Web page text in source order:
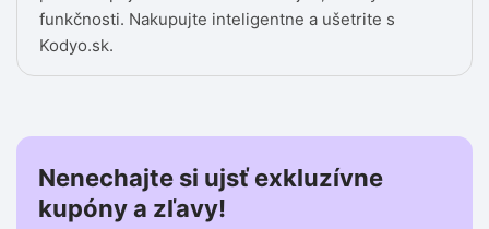
funkčnosti. Nakupujte inteligentne a ušetrite s
Kodyo.sk.
Nenechajte si ujsť exkluzívne
kupóny a zľavy!